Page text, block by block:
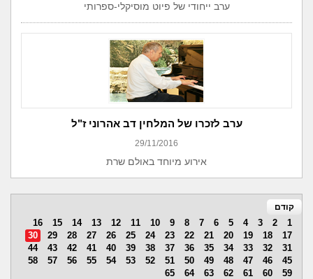
ערב ייחודי של פיוט מוסיקלי-ספרותי
ערב לזכרו של המלחין דב אהרוני ז"ל
29/11/2016
אירוע מיוחד באולם שרת
קודם
1
2
3
4
5
6
7
8
9
10
11
12
13
14
15
16
17
18
19
20
21
22
23
24
25
26
27
28
29
30
31
32
33
34
35
36
37
38
39
40
41
42
43
44
45
46
47
48
49
50
51
52
53
54
55
56
57
58
59
60
61
62
63
64
65